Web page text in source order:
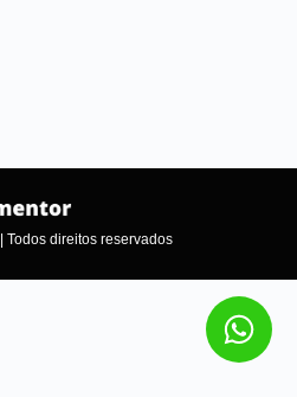
Todos direitos reservados